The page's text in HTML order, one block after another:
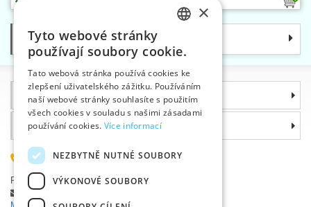
Kategorie
Informace
Proč si zvolit právě nás
585 051 217
Plzeňská 868, 783 91 Uničov, Česká republika
Položit dotaz
Máte problémy s přihlášením ?
ENGLISH
GERMAN
×
Tyto webové stránky
používají soubory cookie.
Tato webová stránka používá cookies ke
zlepšení uživatelského zážitku. Používáním
naší webové stránky souhlasíte s použitím
všech cookies v souladu s našimi zásadami
používání cookies. Více informací
NEZBYTNĚ NUTNÉ SOUBORY
VÝKONOVÉ SOUBORY